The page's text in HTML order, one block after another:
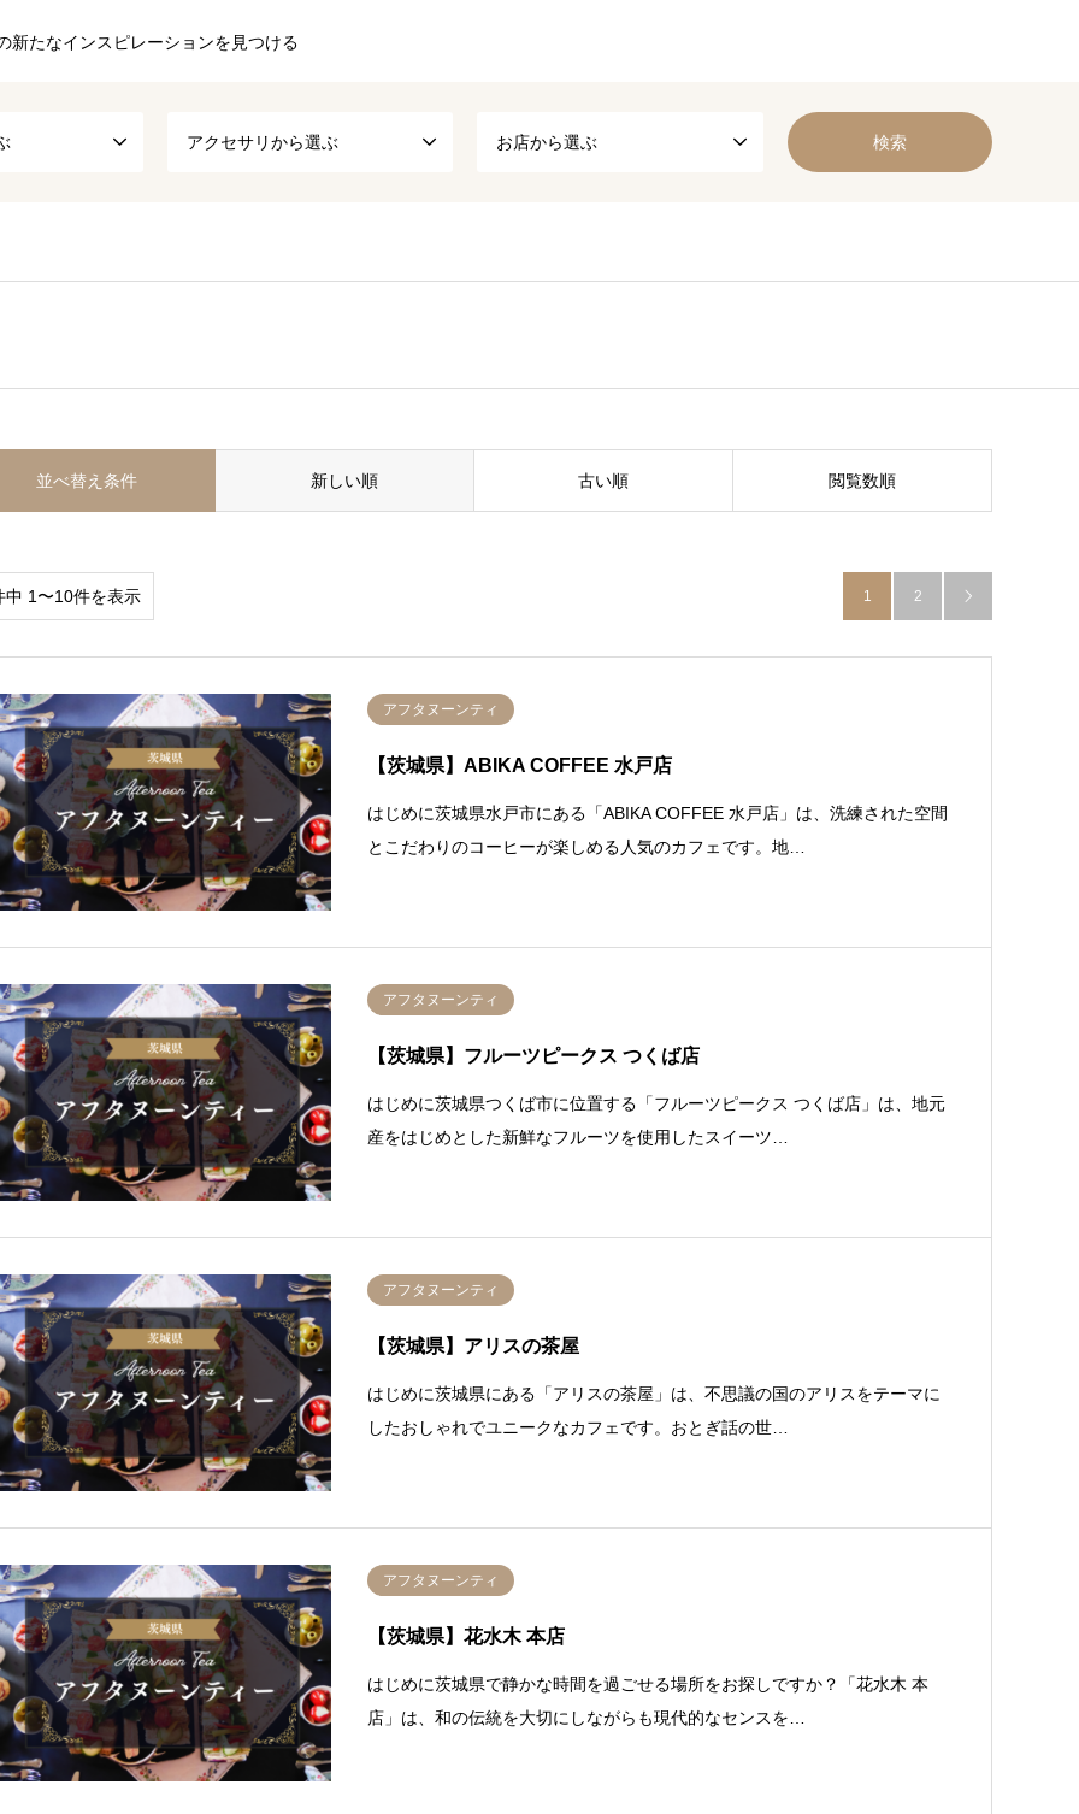
新たなインスピレーションを見つける
アクセサリから選ぶ お店から選ぶ
並べ替え条件 新しい順 古い順 閲覧数順
中 1〜10件を表示 1 2 
アフタヌーンティ
【茨城県】ABIKA COFFEE 水戸店
はじめに茨城県水戸市にある「ABIKA COFFEE 水戸店」は、洗練された空間
とこだわりのコーヒーが楽しめる人気のカフェです。地…
アフタヌーンティ
【茨城県】フルーツピークス つくば店
はじめに茨城県つくば市に位置する「フルーツピークス つくば店」は、地元
産をはじめとした新鮮なフルーツを使用したスイーツ…
アフタヌーンティ
【茨城県】アリスの茶屋
はじめに茨城県にある「アリスの茶屋」は、不思議の国のアリスをテーマに
したおしゃれでユニークなカフェです。おとぎ話の世…
アフタヌーンティ
【茨城県】花水木 本店
はじめに茨城県で静かな時間を過ごせる場所をお探しですか？「花水木 本
店」は、和の伝統を大切にしながらも現代的なセンスを…